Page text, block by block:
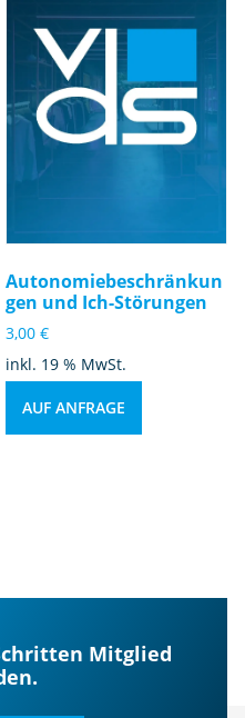
Autonomiebeschränkun
gen und Ich-Störungen
3,00€
inkl. 19 % MwSt.
AUF ANFRAGE
Mitglied